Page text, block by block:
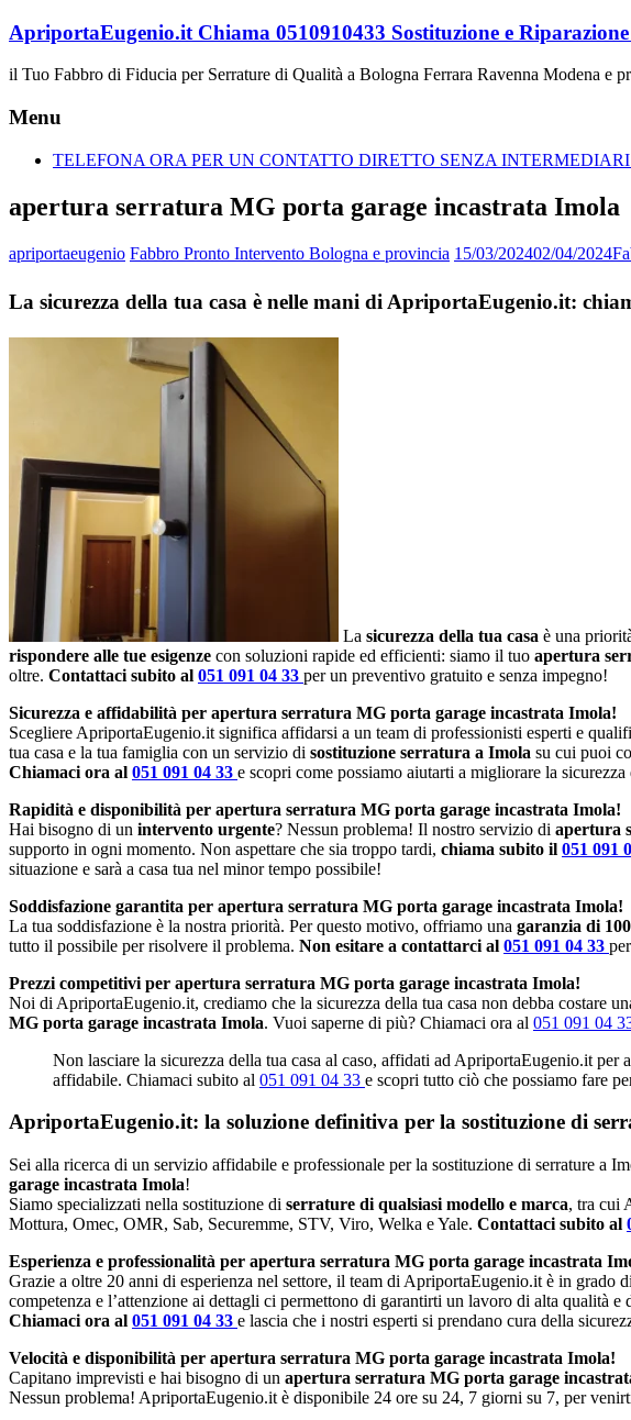
Vai
contenuto
ApriportaEugenio.it Chiama 0510910433 Sostituzione e
il Tuo Fabbro di Fiducia per Serrature di Qualità a Bologna Ferrara Ravenna Modena e
Menu
TELEFONA ORA PER UN CONTATTO DIRETTO SENZA
apertura serratura MG porta garage incastrata Imola
apriportaeugenio Fabbro Pronto Intervento Bologna e provincia 15/03/202402/04/2024
La sicurezza della tua casa è nelle mani di ApriportaEugenio.it:
La sicurezza della tua casa è una
rispondere alle tue esigenze con soluzioni rapide ed efficienti: siamo il tuo apertura
oltre. Contattaci subito al 051 091 04 33 per un preventivo gratuito e senza impegno!
Sicurezza e affidabilità per apertura serratura MG porta garage incastrata Imola!
Scegliere ApriportaEugenio.it significa affidarsi a un team di professionisti esperti e
tua casa e la tua famiglia con un servizio di sostituzione serratura a Imola su cui puoi
Chiamaci ora al 051 091 04 33 e scopri come possiamo aiutarti a migliorare la sicurezza
Rapidità e disponibilità per apertura serratura MG porta garage incastrata Imola!
Hai bisogno di un intervento urgente? Nessun problema! Il nostro servizio di apertura
supporto in ogni momento. Non aspettare che sia troppo tardi, chiama subito il 051 091
situazione e sarà a casa tua nel minor tempo possibile!
Soddisfazione garantita per apertura serratura MG porta garage incastrata Imola!
La tua soddisfazione è la nostra priorità. Per questo motivo, offriamo una garanzia di
tutto il possibile per risolvere il problema. Non esitare a contattarci al 051 091 04 33
Prezzi competitivi per apertura serratura MG porta garage incastrata Imola!
Noi di ApriportaEugenio.it, crediamo che la sicurezza della tua casa non debba costare
MG porta garage incastrata Imola. Vuoi saperne di più? Chiamaci ora al 051 091 04
Non lasciare la sicurezza della tua casa al caso, affidati ad ApriportaEugenio.it
affidabile. Chiamaci subito al 051 091 04 33 e scopri tutto ciò che possiamo fare
ApriportaEugenio.it: la soluzione definitiva per la sostituzione di
Sei alla ricerca di un servizio affidabile e professionale per la sostituzione di serrature a
garage incastrata Imola!
Siamo specializzati nella sostituzione di serrature di qualsiasi modello e marca, tra cui
Mottura, Omec, OMR, Sab, Securemme, STV, Viro, Welka e Yale. Contattaci subito al
Esperienza e professionalità per apertura serratura MG porta garage incastrata
Grazie a oltre 20 anni di esperienza nel settore, il team di ApriportaEugenio.it è in grado
competenza e l’attenzione ai dettagli ci permettono di garantirti un lavoro di alta qualità e
Chiamaci ora al 051 091 04 33 e lascia che i nostri esperti si prendano cura della
Velocità e disponibilità per apertura serratura MG porta garage incastrata Imola!
Capitano imprevisti e hai bisogno di un apertura serratura MG porta garage
Nessun problema! ApriportaEugenio.it è disponibile 24 ore su 24, 7 giorni su 7, per